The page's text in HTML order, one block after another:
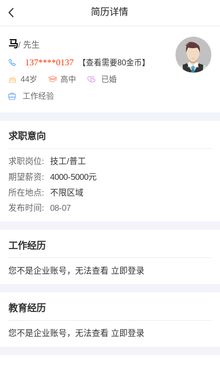
简历详情
马/ 先生
137****0137 【查看需要80金币】
44岁 高中 已婚
工作经验
求职意向
求职岗位:
技工/普工
期望薪资:
4000-5000元
所在地点:
不限区域
发布时间:
08-07
工作经历
您不是企业账号，无法查看 立即登录
教育经历
您不是企业账号，无法查看 立即登录